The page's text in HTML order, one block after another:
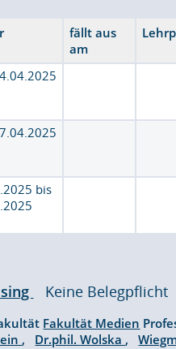
fällt aus
am
bis
Keine Belegpflicht
Fakultät Medien
, Dr.phil. Wolska ,